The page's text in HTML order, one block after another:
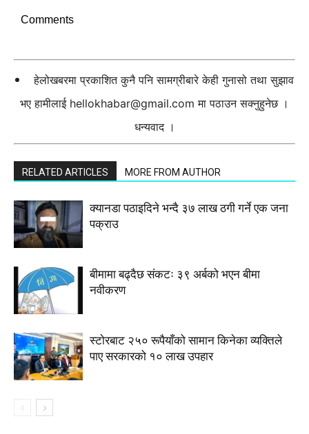
Comments
हेलोखबरमा प्रकाशित कुनै पनि सामग्रीबारे केही गुनासो तथा सुझाव
भए हामीलाई hellokhabar@gmail.com मा पठाउन सक्नुहुनेछ ।
धन्यवाद ।
RELATED ARTICLES MORE FROM AUTHOR
क्यानडा पठाइदिने भन्दै ३७ लाख ठगी गर्ने एक जना
पक्राउ
बीमामा बढ्दैछ संकटः ३९ अर्बको भएन बीमा
नवीकरण
स्टाेरबाट २५० रूपैयाँको सामान किनेका व्यक्तिले
पाए सरकारको १० लाख उपहार